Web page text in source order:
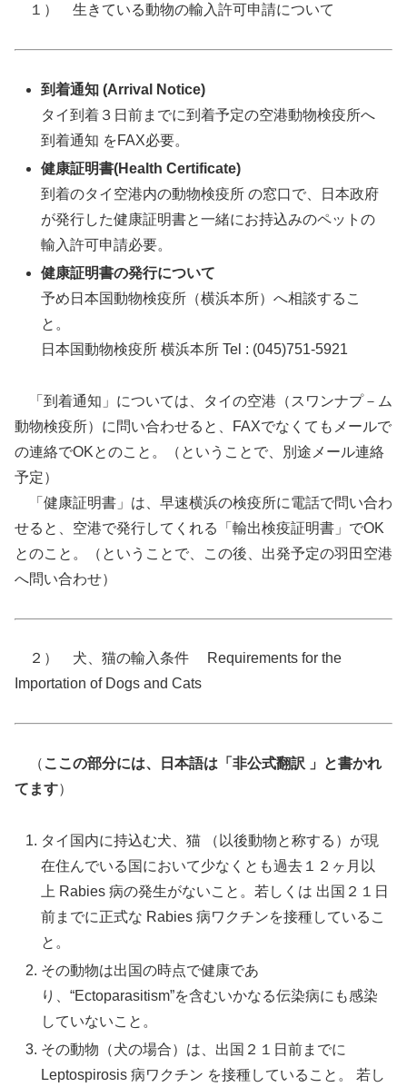
１） 生きている動物の輸入許可申請について
到着通知 (Arrival Notice)
タイ到着３日前までに到着予定の空港動物検疫所へ
到着通知 をFAX必要。
健康証明書(Health Certificate)
到着のタイ空港内の動物検疫所 の窓口で、日本政府
が発行した健康証明書と一緒にお持込みのペットの
輸入許可申請必要。
健康証明書の発行について
予め日本国動物検疫所（横浜本所）へ相談するこ
と。
日本国動物検疫所 横浜本所 Tel : (045)751-5921
「到着通知」については、タイの空港（スワンナプ－ム
動物検疫所）に問い合わせると、FAXでなくてもメールで
の連絡でOKとのこと。（ということで、別途メール連絡
予定）
「健康証明書」は、早速横浜の検疫所に電話で問い合わ
せると、空港で発行してくれる「輸出検疫証明書」でOK
とのこと。（ということで、この後、出発予定の羽田空港
へ問い合わせ）
２） 犬、猫の輸入条件 Requirements for the
Importation of Dogs and Cats
（ ここの部分には、日本語は「非公式翻訳 」と書かれ
てます）
タイ国内に持込む犬、猫 （以後動物と称する）が現
在住んでいる国において少なくとも過去１２ヶ月以
上 Rabies 病の発生がないこと。若しくは 出国２１日
前までに正式な Rabies 病ワクチンを接種しているこ
と。
その動物は出国の時点で健康であ
り、“Ectoparasitism”を含むいかなる伝染病にも感染
していないこと。
その動物（犬の場合）は、出国２１日前までに
Leptospirosis 病ワクチン を接種していること。 若し